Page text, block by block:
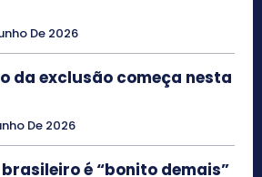
De 2026
da exclusão começa nesta
De 2026
é “bonito demais”